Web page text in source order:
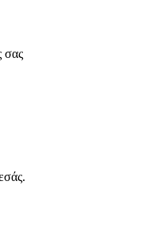
σας